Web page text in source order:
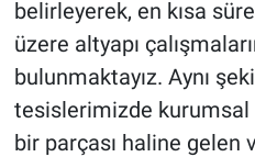
belirleyerek, en kısa
üzere altyapı
bulunmaktayız. Aynı
tesislerimizde kurumsal
bir parçası haline gelen